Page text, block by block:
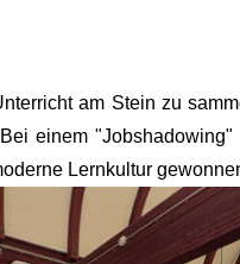
am Stein zu
einem
Lernkultur